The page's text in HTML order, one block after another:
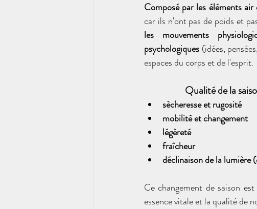
Composé par les éléments
car ils n'ont pas de poids et
les mouvements
psychologiques (idées,
espaces du corps et de l'esprit.
Qualité de la
sècheresse et rugosité
mobilité et changement
légèreté
fraîcheur
déclinaison de la lumière
Ce changement de saison
essence vitale et la qualité de